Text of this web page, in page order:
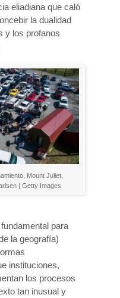
eliadiana que caló
la dualidad
y los profanos
Mount Juliet,
| Getty Images
para
la geografía)
instituciones,
los procesos
tan inusual y